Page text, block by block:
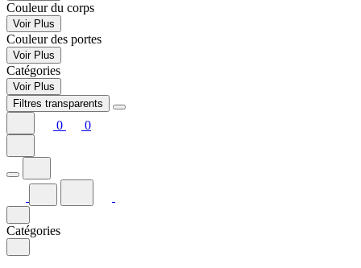
Couleur du corps
Voir Plus
Couleur des portes
Voir Plus
Catégories
Voir Plus
Filtres transparents
0 0
Catégories